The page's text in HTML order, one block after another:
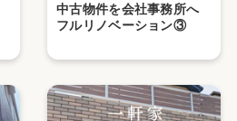
中古物件を会社事務所へ
フルリノベーション③